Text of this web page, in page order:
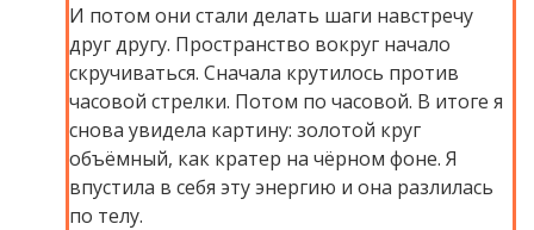
И потом они стали делать шаги навстречу
друг другу. Пространство вокруг начало
скручиваться. Сначала крутилось против
часовой стрелки. Потом по часовой. В итоге я
снова увидела картину: золотой круг
объёмный, как кратер на чёрном фоне. Я
впустила в себя эту энергию и она разлилась
по телу.